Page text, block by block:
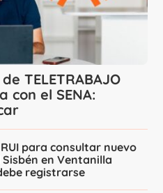
TELETRABAJO
con el SENA:
para consultar nuevo
en Ventanilla
registrarse